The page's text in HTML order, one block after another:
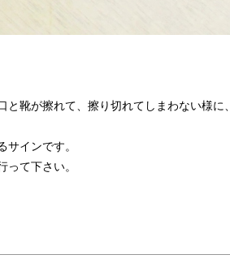
靴が擦れて、擦り切れてしまわない様に、
インです。
て下さい。